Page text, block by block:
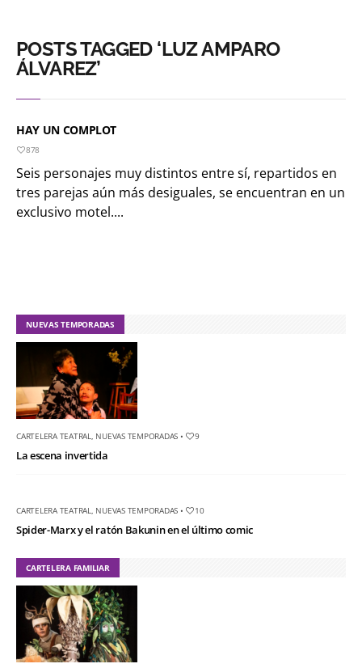
POSTS TAGGED ‘LUZ AMPARO
ÁLVAREZ’
HAY UN COMPLOT
878
Seis personajes muy distintos entre sí, repartidos en
tres parejas aún más desiguales, se encuentran en un
exclusivo motel....
NUEVAS TEMPORADAS
CARTELERA TEATRAL NUEVAS TEMPORADAS • 9
La escena invertida
CARTELERA TEATRAL NUEVAS TEMPORADAS • 10
Spider-Marx y el ratón Bakunin en el último comic
CARTELERA FAMILIAR